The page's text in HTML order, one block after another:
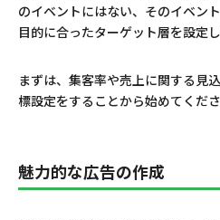
のイベントにはない、そのイベン
目的に合ったターゲット層を設定し
まずは、集客率や売上に関する見
標設定をすることから始めてくださ
魅力的な広告の作成